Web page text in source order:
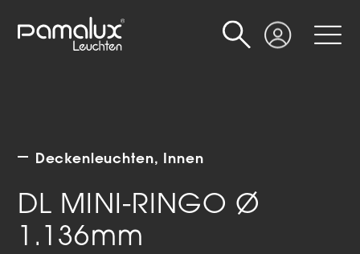
Login
Suche
Deckenleuchten Innen
DL MINI-RINGO Ø
1.136mm